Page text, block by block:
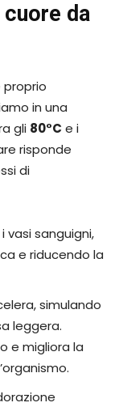
da
proprio
in una
gli 80°C e i
risponde
di
vasi sanguigni,
e riducendo la
simulando
leggera.
e migliora la